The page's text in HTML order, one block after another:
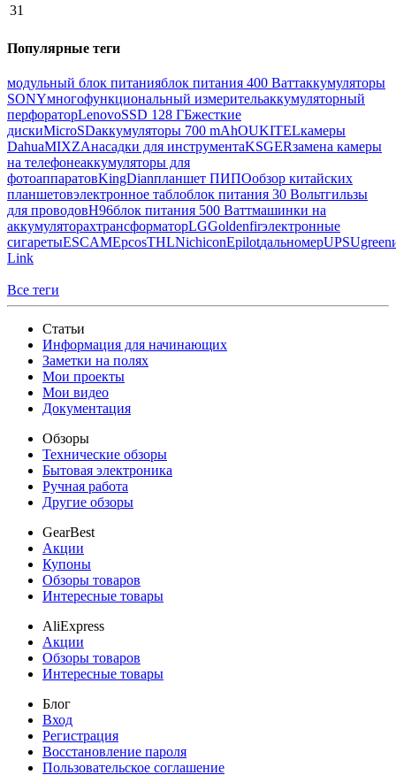
31
Популярные теги
модульный блок питанияблок питания 400 Ваттаккумуляторы
SONYмногофункциональный измерительаккумуляторный
перфораторLenovoSSD 128 ГБжесткие
дискиMicroSDаккумуляторы 700 mAhOUKITELкамеры
DahuaMIXZAнасадки для инструментаKSGERзамена камеры
на телефонеаккумуляторы для
фотоаппаратовKingDianпланшет ПИПОобзор китайских
планшетовэлектронное таблоблок питания 30 Вольтгильзы
для проводовH96блок питания 500 Ваттмашинки на
аккумуляторахтрансформаторLGGoldenfirэлектронные
сигаретыESCAMEpcosTHLNichiconEpilotдальномерUPSUgreen
Link
Все теги
Статьи
Информация для начинающих
Заметки на полях
Мои проекты
Мои видео
Документация
Обзоры
Технические обзоры
Бытовая электроника
Ручная работа
Другие обзоры
GearBest
Акции
Купоны
Обзоры товаров
Интересные товары
AliExpress
Акции
Обзоры товаров
Интересные товары
Блог
Вход
Регистрация
Восстановление пароля
Пользовательское соглашение